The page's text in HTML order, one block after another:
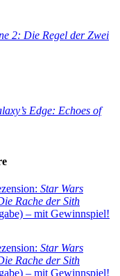
2: Die Regel der Zwei
Edge: Echoes of
Star Wars
Rache der Sith
– mit Gewinnspiel!
Star Wars
Rache der Sith
– mit Gewinnspiel!